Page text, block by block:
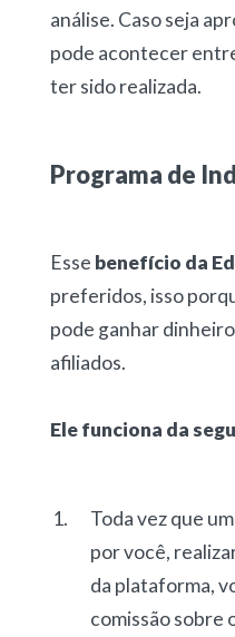
análise. Caso seja
pode acontecer
ter sido realizada.
Programa de
Esse benefício da
preferidos, isso
pode ganhar
afiliados.
Ele funciona da
Toda vez que
por você,
da plataforma,
comissão sobre